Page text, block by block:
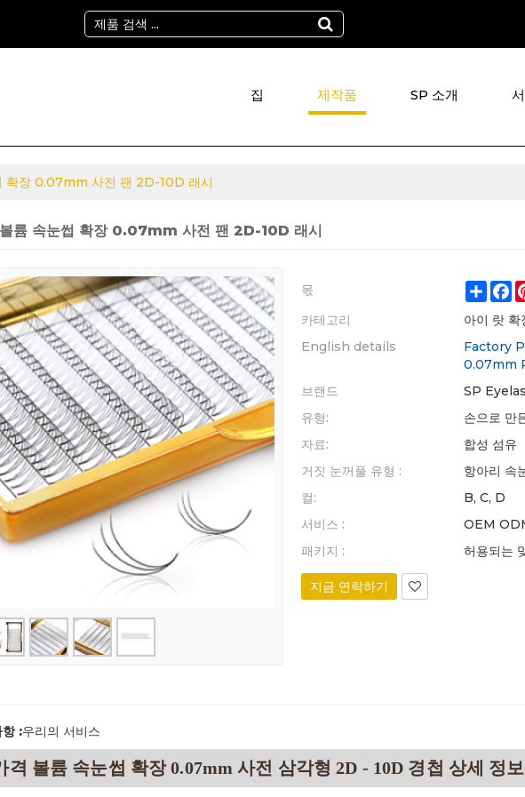
집 제작품 SP 소개
확장 0.07mm 사전 팬 2D-10D 래시
륨 속눈썹 확장 0.07mm 사전 팬 2D-10D 래시
몫 Share
카테고리
아이 랏 확
English details
Factory
0.07mm
브랜드
SP
유형:
손으로 만
자료:
합성 섬유
거짓 눈꺼풀 유형 :
항아리 속
컬:
B, C, D
서비스 :
OEM
패키지 :
허용되는
지금 연락하기
:우리의 서비스
격 볼륨 속눈썹 확장 0.07mm 사전 삼각형 2D - 10D 경첩 상세 정